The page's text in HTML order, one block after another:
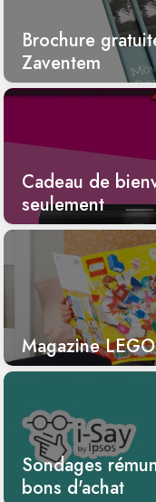
Brochure
Zaventem
Cadeau de
seulement
Magazine
Sondages
bons d'achat